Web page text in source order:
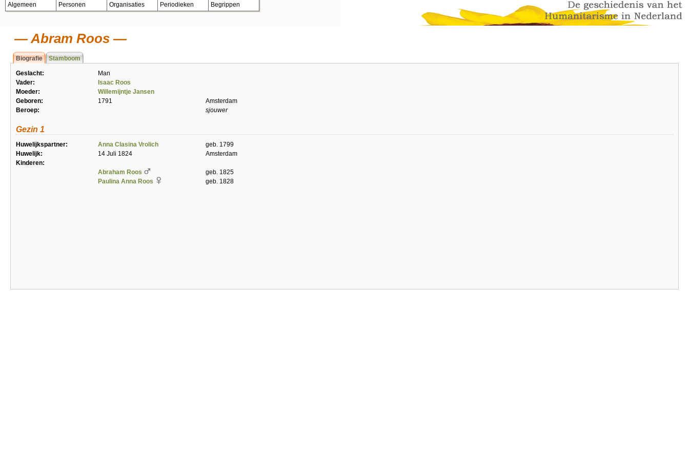
Algemeen Personen Organisaties Periodieken Begrippen
Abram Roos
Biografie Stamboom
Geslacht:
Man
Vader:
Isaac Roos
Moeder:
Willemijntje Jansen
Geboren:
1791
Amsterdam
Beroep:
sjouwer
Gezin 1
Huwelijkspartner: Anna Clasina Vrolich
geb. 1799
Huwelijk:
14 Juli 1824
Amsterdam
Kinderen:
Abraham Roos
geb. 1825
Paulina Anna Roos
geb. 1828